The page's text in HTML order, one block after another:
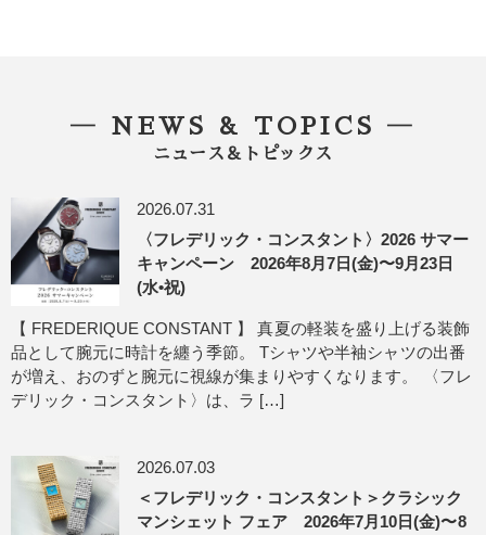
― NEWS & TOPICS ―
ニュース＆トピックス
2026.07.31
〈フレデリック・コンスタント〉2026 サマー
キャンペーン 2026年8月7日(金)〜9月23日
(水•祝)
【 FREDERIQUE CONSTANT 】 真夏の軽装を盛り上げる装飾
品として腕元に時計を纏う季節。 Tシャツや半袖シャツの出番
が増え、おのずと腕元に視線が集まりやすくなります。 〈フレ
デリック・コンスタント〉は、ラ […]
2026.07.03
＜フレデリック・コンスタント＞クラシック
マンシェット フェア 2026年7月10日(金)〜8